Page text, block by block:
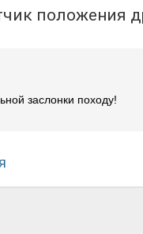
положения
заслонки походу!